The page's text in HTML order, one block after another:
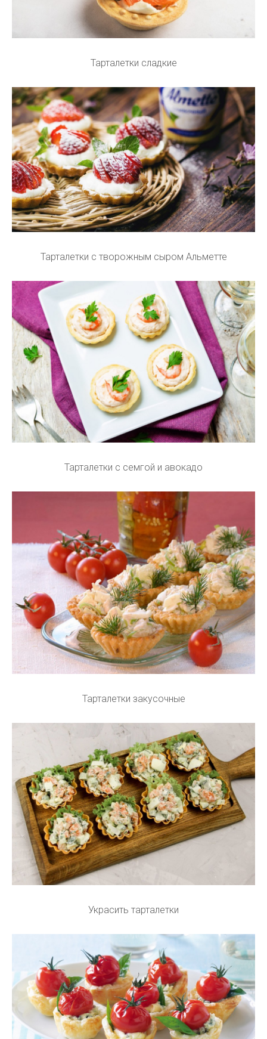
Тарталетки сладкие
Тарталетки с творожным сыром Альметте
Тарталетки с семгой и авокадо
Тарталетки закусочные
Украсить тарталетки